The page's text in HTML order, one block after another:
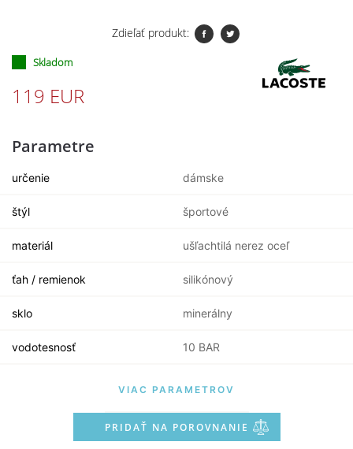
Zdieľať produkt:
Skladom
119 EUR
Parametre
určenie dámske
štýl športové
materiál ušľachtilá nerez oceľ
ťah / remienok silikónový
sklo minerálny
vodotesnosť 10 BAR
VIAC PARAMETROV
PRIDAŤ NA POROVNANIE